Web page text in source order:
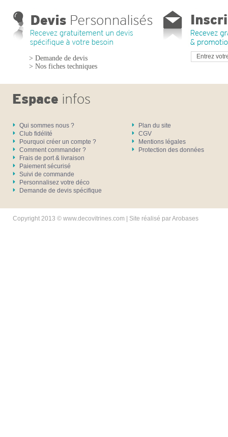
> Demande de devis
> Nos fiches techniques
Qui sommes nous ?
Club fidélité
Pourquoi créer un compte ?
Comment commander ?
Frais de port & livraison
Paiement sécurisé
Suivi de commande
Personnalisez votre déco
Demande de devis spécifique
Plan du site
CGV
Mentions légales
Protection des données
Copyright 2013 © www.decovitrines.com | Site réalisé parArobases